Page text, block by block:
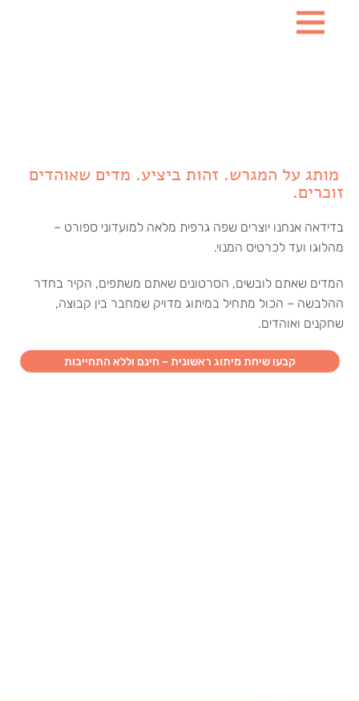
מותג על המגרש. זהות ביציע. מדים שאוהדים
זוכרים.
בדידאה אנחנו יוצרים שפה גרפית מלאה למועדוני ספורט –
מהלוגו ועד לכרטיס המנוי.
המדים שאתם לובשים, הסרטונים שאתם משתפים, הקיר בחדר
ההלבשה – הכול מתחיל במיתוג מדויק שמחבר בין קבוצה,
שחקנים ואוהדים.
קבעו שיחת מיתוג ראשונית – חינם וללא התחייבות